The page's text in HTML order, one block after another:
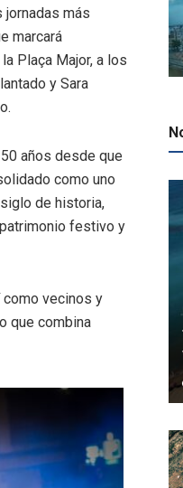
jornadas más
marcará
Plaça Major, a los
y Sara
años desde que
como uno
de historia,
festivo y
vecinos y
que combina